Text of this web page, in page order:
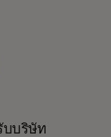
บบริษัท